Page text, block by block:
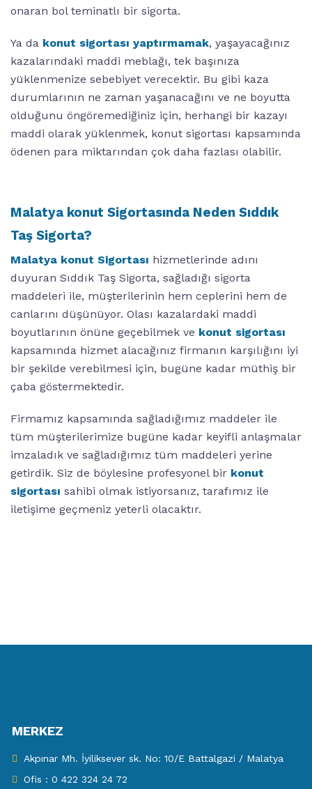
onaran bol teminatlı bir sigorta.
Ya da konut sigortası yaptırmamak, yaşayacağınız
kazalarındaki maddi meblağı, tek başınıza
yüklenmenize sebebiyet verecektir. Bu gibi kaza
durumlarının ne zaman yaşanacağını ve ne boyutta
olduğunu öngöremediğiniz için, herhangi bir kazayı
maddi olarak yüklenmek, konut sigortası kapsamında
ödenen para miktarından çok daha fazlası olabilir.
Malatya konut Sigortasında Neden Sıddık
Taş Sigorta?
Malatya konut Sigortası hizmetlerinde adını
duyuran Sıddık Taş Sigorta, sağladığı sigorta
maddeleri ile, müşterilerinin hem ceplerini hem de
canlarını düşünüyor. Olası kazalardaki maddi
boyutlarının önüne geçebilmek ve konut sigortası
kapsamında hizmet alacağınız firmanın karşılığını iyi
bir şekilde verebilmesi için, bugüne kadar müthiş bir
çaba göstermektedir.
Firmamız kapsamında sağladığımız maddeler ile
tüm müşterilerimize bugüne kadar keyifli anlaşmalar
imzaladık ve sağladığımız tüm maddeleri yerine
getirdik. Siz de böylesine profesyonel bir konut
sigortası sahibi olmak istiyorsanız, tarafımız ile
iletişime geçmeniz yeterli olacaktır.
MERKEZ
Akpınar Mh. İyiliksever sk. No: 10/E Battalgazi / Malatya
Ofis : 0 422 324 24 72